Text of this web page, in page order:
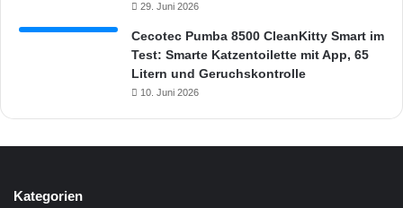
29. Juni 2026
Cecotec Pumba 8500 CleanKitty Smart im
Test: Smarte Katzentoilette mit App, 65
Litern und Geruchskontrolle
10. Juni 2026
Kategorien